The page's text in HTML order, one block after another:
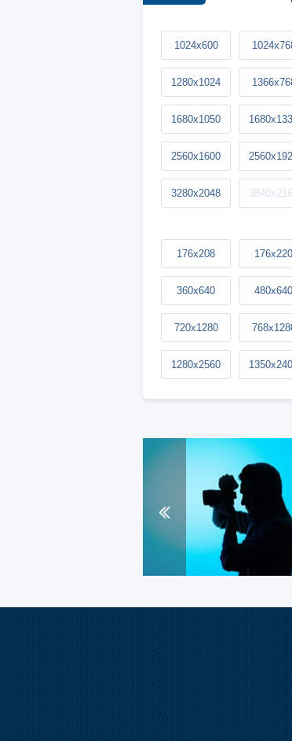
1024x600
1280x1024
1680x1050
2560x1600
3280x2048
176x208 176x220
360x640 480x640
720x1280
1280x2560